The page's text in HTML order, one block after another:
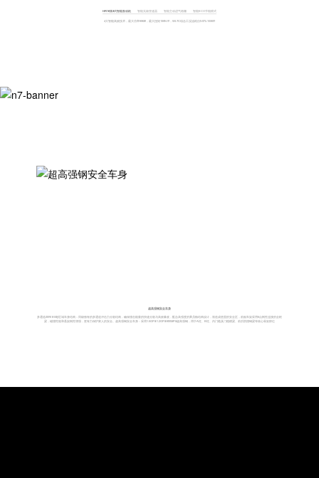
HR16第3代智能发动机 智能无级变速器 智能主动进气格栅 智能ECO节能模式
4大智能高效技术，最大功率99kw，最大扭矩159N·m，WLTC综合工况油耗仅5.87L/100km
超高强钢安全车身
多通道Zone Body区域车身结构：同级独有的多通道冲击力分散结构，确保撞击能量的快速分散与高效吸收，配合高强度的乘员舱结构设计，筑造成坚固的安全区，前副车架采用6点刚性连接的全框
梁，碰撞性能和悬架刚性增强，更有力保护家人的安全。超高强钢安全车身：采用1.5GPa/1.2GPa/980MPa超高强钢，用于A柱、B柱、内门槛及门槛横梁、前后防撞钢梁等核心骨架部位